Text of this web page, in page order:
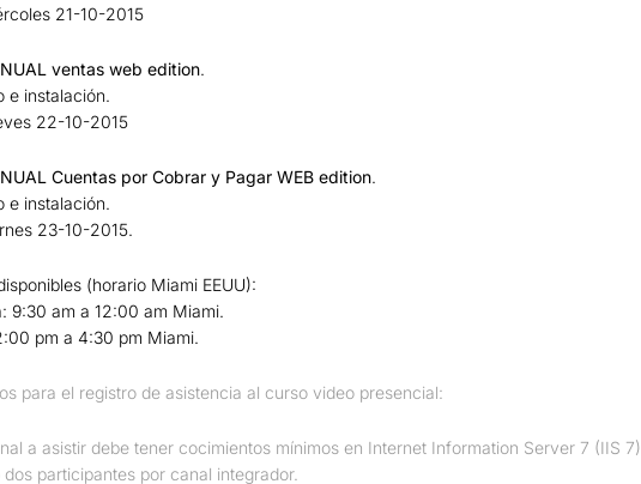
21-10-2015
ventas web edition.
e instalación.
22-10-2015
Cuentas por Cobrar y Pagar WEB edition.
e instalación.
23-10-2015.
(horario Miami EEUU):
9:30 am a 12:00 am Miami.
pm a 4:30 pm Miami.
para el registro de asistencia al curso video presencial:
a asistir debe tener cocimientos mínimos en Internet Information Server 7 (IIS 7).
dos participantes por canal integrador.